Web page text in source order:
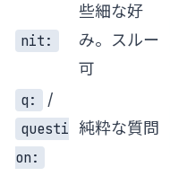
nit:
些細な好
み。スルー
可
q:
/
questi
on:
純粋な質問